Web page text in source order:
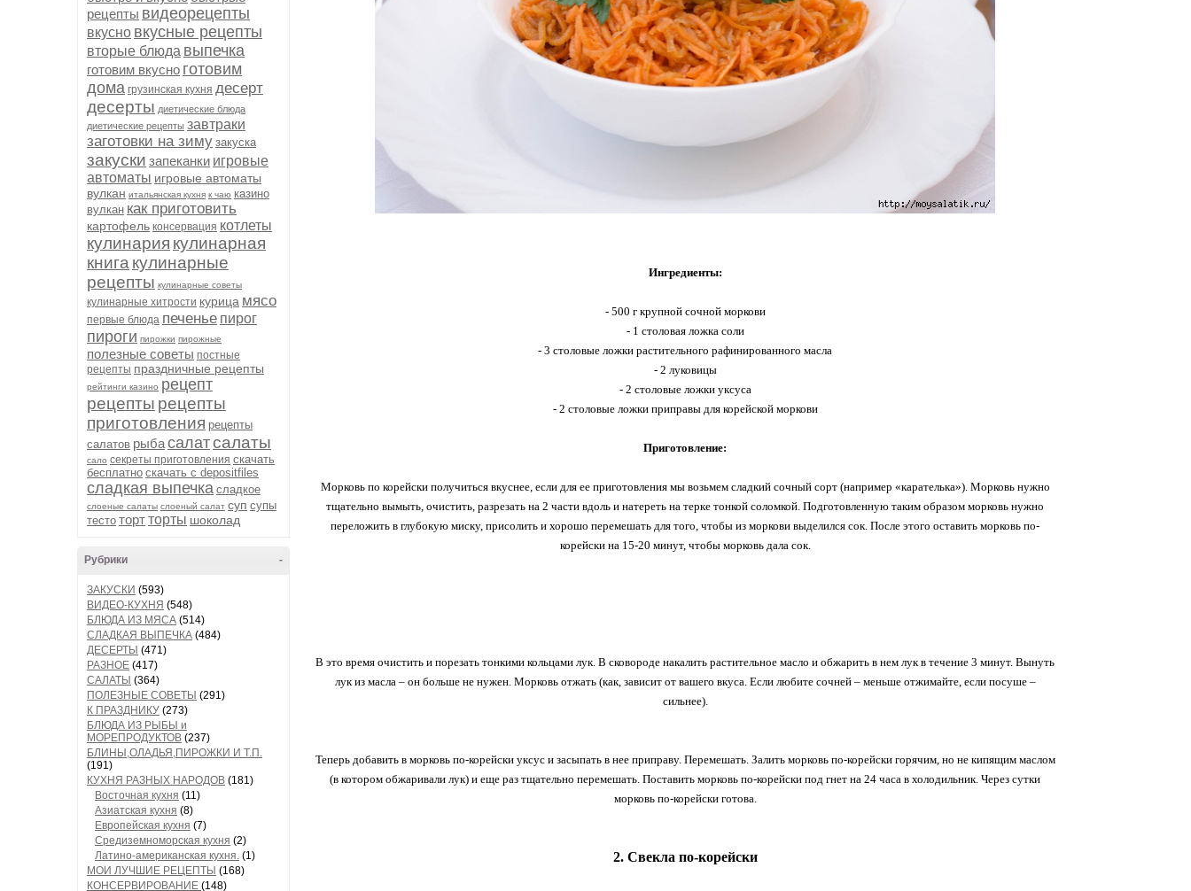
рецепты видеорецепты
вкусно вкусные рецепты
вторые блюда выпечка
готовим вкусно готовим
дома грузинская кухня десерт
десерты диетические блюда
диетические рецепты завтраки
заготовки на зиму закуска
закуски запеканки игровые
автоматы игровые автоматы
вулкан итальянская кухня к чаю казино
вулкан как приготовить
картофель консервация котлеты
кулинария кулинарная
книга кулинарные
рецепты кулинарные советы
кулинарные хитрости курица мясо
первые блюда печенье пирог
пироги пирожки пирожные
полезные советы постные
рецепты праздничные рецепты
рейтинги казино рецепт
рецепты рецепты
приготовления рецепты
салатов рыбасалатсалаты
сало секреты приготовления скачать
бесплатно скачать с depositfiles
сладкая выпечка сладкое
слоеные салаты слоеный салат суп супы
тесто тортторты шоколад
-
Рубрики
ЗАКУСКИ (593)
ВИДЕО-КУХНЯ (548)
БЛЮДА ИЗ МЯСА (514)
СЛАДКАЯ ВЫПЕЧКА (484)
ДЕСЕРТЫ (471)
РАЗНОЕ (417)
САЛАТЫ (364)
ПОЛЕЗНЫЕ СОВЕТЫ (291)
К ПРАЗДНИКУ (273)
БЛЮДА ИЗ РЫБЫ и
МОРЕПРОДУКТОВ (237)
БЛИНЫ,ОЛАДЬЯ,ПИРОЖКИ И Т.П.
(191)
КУХНЯ РАЗНЫХ НАРОДОВ (181)
Восточная кухня (11)
Азиатская кухня (8)
Европейская кухня (7)
Средиземноморская кухня (2)
Латино-американская кухня. (1)
МОИ ЛУЧШИЕ РЕЦЕПТЫ (168)
КОНСЕРВИРОВАНИЕ (148)
Ингредиенты:
- 500 г крупной сочной моркови
- 1 столовая ложка соли
- 3 столовые ложки растительного рафинированного масла
- 2 луковицы
- 2 столовые ложки уксуса
- 2 столовые ложки приправы для корейской моркови
Приготовление:
Морковь по корейски получиться вкуснее, если для ее приготовления мы возьмем сладкий сочный сорт (например «карателька»). Морковь нужно
тщательно вымыть, очистить, разрезать на 2 части вдоль и натереть на терке тонкой соломкой. Подготовленную таким образом морковь нужно
переложить в глубокую миску, присолить и хорошо перемешать для того, чтобы из моркови выделился сок. После этого оставить морковь по-
корейски на 15-20 минут, чтобы морковь дала сок.
В это время очистить и порезать тонкими кольцами лук. В сковороде накалить растительное масло и обжарить в нем лук в течение 3 минут. Вынуть
лук из масла – он больше не нужен. Морковь отжать (как, зависит от вашего вкуса. Если любите сочней – меньше отжимайте, если посуше –
сильнее).
Теперь добавить в морковь по-корейски уксус и засыпать в нее приправу. Перемешать. Залить морковь по-корейски горячим, но не кипящим маслом
(в котором обжаривали лук) и еще раз тщательно перемешать. Поставить морковь по-корейски под гнет на 24 часа в холодильник. Через сутки
морковь по-корейски готова.
2. Свекла по-корейски